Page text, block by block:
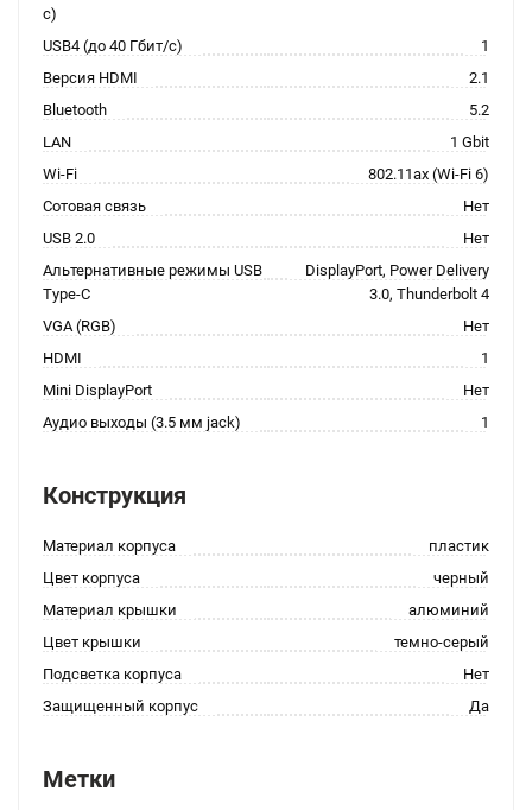
с)
USB4 (до 40 Гбит/с)
1
Версия HDMI
2.1
Bluetooth
5.2
LAN
1 Gbit
Wi-Fi
802.11ax (Wi-Fi 6)
Сотовая связь
Нет
USB 2.0
Нет
Альтернативные режимы USB
Type-C
DisplayPort, Power Delivery
3.0, Thunderbolt 4
VGA (RGB)
Нет
HDMI
1
Mini DisplayPort
Нет
Аудио выходы (3.5 мм jack)
1
Конструкция
Материал корпуса
пластик
Цвет корпуса
черный
Материал крышки
алюминий
Цвет крышки
темно-серый
Подсветка корпуса
Нет
Защищенный корпус
Да
Метки